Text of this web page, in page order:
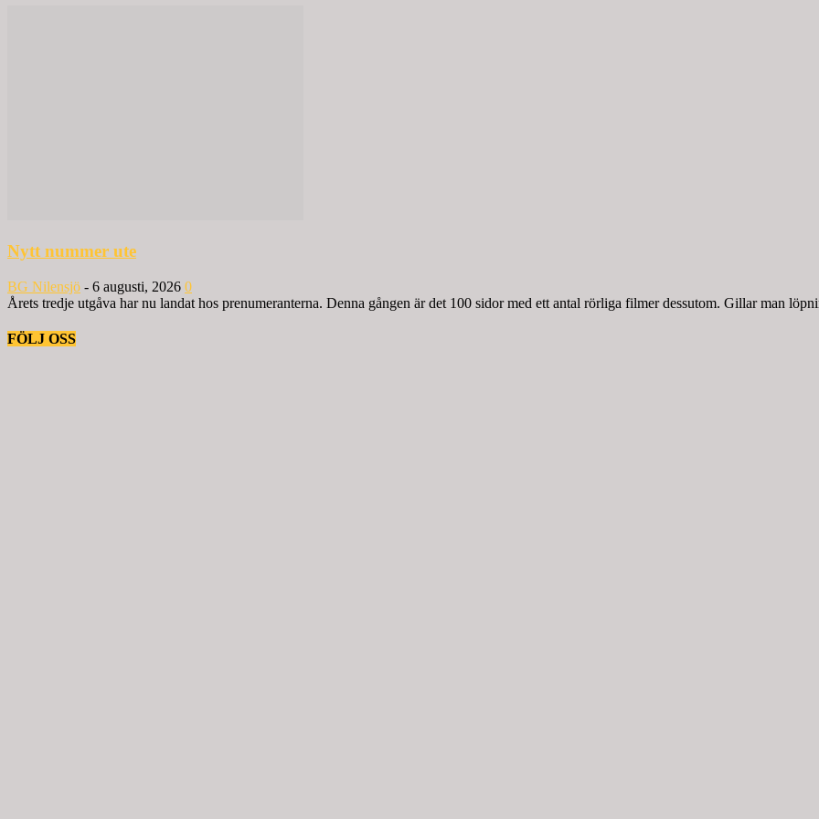
Nytt nummer ute
BG Nilensjö - 6 augusti, 2026 0
Årets tredje utgåva har nu landat hos prenumeranterna. Denna gången är det 100 sidor med ett antal rörliga filmer dessutom. Gillar man
FÖLJ OSS